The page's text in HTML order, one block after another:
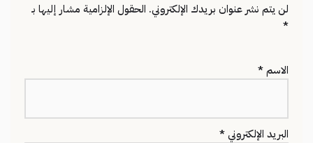
لن يتم نشر عنوان بريدك الإلكتروني. الحقول الإلزامية مشار إليها بـ
*
الاسم*
البريد الإلكتروني*